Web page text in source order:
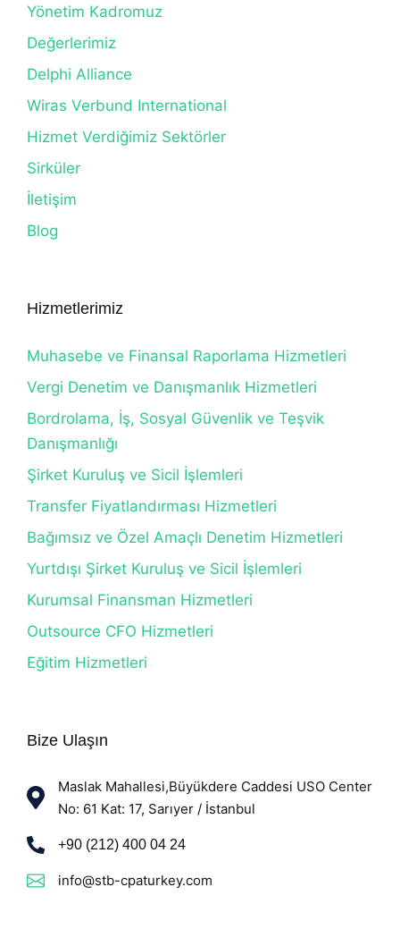
Yönetim Kadromuz
Değerlerimiz
Delphi Alliance
Wiras Verbund International
Hizmet Verdiğimiz Sektörler
Sirküler
İletişim
Blog
Hizmetlerimiz
Muhasebe ve Finansal Raporlama Hizmetleri
Vergi Denetim ve Danışmanlık Hizmetleri
Bordrolama, İş, Sosyal Güvenlik ve Teşvik
Danışmanlığı
Şirket Kuruluş ve Sicil İşlemleri
Transfer Fiyatlandırması Hizmetleri
Bağımsız ve Özel Amaçlı Denetim Hizmetleri
Yurtdışı Şirket Kuruluş ve Sicil İşlemleri
Kurumsal Finansman Hizmetleri
Outsource CFO Hizmetleri
Eğitim Hizmetleri
Bize Ulaşın
Maslak Mahallesi,Büyükdere Caddesi USO Center
No: 61 Kat: 17, Sarıyer / İstanbul
+90 (212) 400 04 24
info@stb-cpaturkey.com